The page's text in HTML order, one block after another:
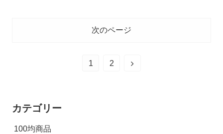
次のページ
1 2
カテゴリー
100均商品